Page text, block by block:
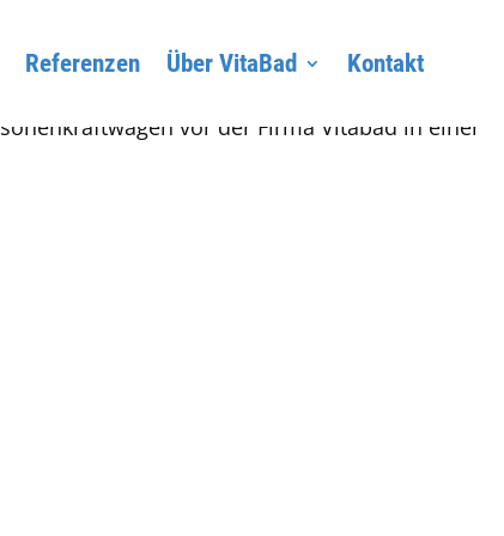
Referenzen Über VitaBad Kontakt